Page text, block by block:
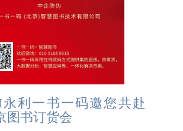
永利一书一码邀您共赴
图书订货会